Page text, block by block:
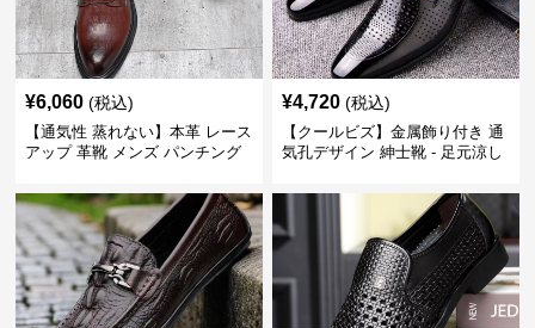
¥6,060 (税込)
【通気性 蒸れない】本革 レース
アップ 革靴 メンズ パンチング
い 営業
¥4,720 (税込)
【クールビズ】金属飾り付き 通
気孔デザイン 紳士靴 - 足元涼し